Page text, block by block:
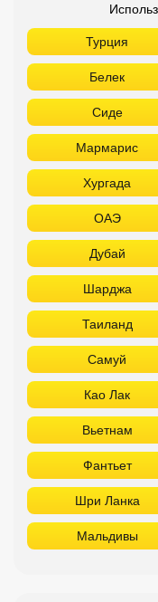
Турция
Белек
Сиде
Мармарис
Хургада
ОАЭ
Дубай
Шарджа
Таиланд
Самуй
Као Лак
Вьетнам
Фантьет
Шри Ланка
Мальдивы